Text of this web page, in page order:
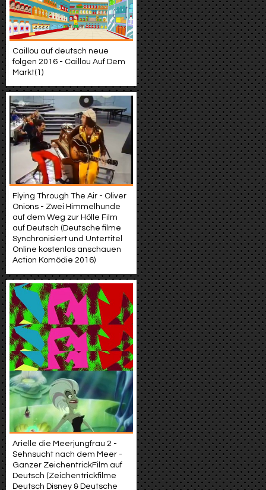
Caillou auf deutsch neue
folgen 2016 - Caillou Auf Dem
Markt(1)
Flying Through The Air - Oliver
Onions - Zwei Himmelhunde
auf dem Weg zur Hölle Film
auf Deutsch (Deutsche filme
Synchronisiert und Untertitel
Online kostenlos anschauen
Action Komödie 2016)
Arielle die Meerjungfrau 2 -
Sehnsucht nach dem Meer -
Ganzer ZeichentrickFilm auf
Deutsch (Zeichentrickfilme
Deutsch Disney & Deutsche